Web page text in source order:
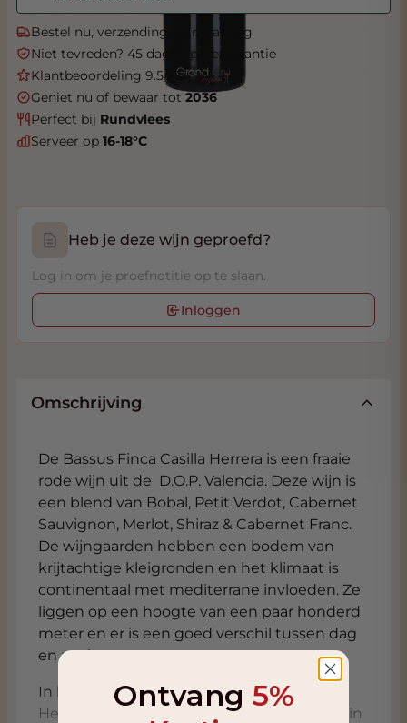
Bestel nu, verzending op maandag
Niet tevreden? 45 dagen proefgarantie
Klantbeoordeling 9.5/10
Geniet nu of bewaar tot 2036
Perfect bij Rundvlees
Serveer op 16-18°C
Heb je deze wijn geproefd?
Log in om je proefnotitie op te slaan.
Inloggen
Omschrijving
De Bassus Finca Casilla Herrera is een fraaie
rode wijn uit de D.O.P. Valencia. Deze wijn is
een blend van Bobal, Petit Verdot, Cabernet
Sauvignon, Merlot, Shiraz & Cabernet Franc.
De wijngaarden hebben een bodem van
krijtachtige kleigronden en het klimaat is
continentaal met mediterrane invloeden. Ze
liggen op een hoogte van een paar honderd
meter en er is een goed verschil tussen dag
en nacht
In het glas heeft de Bassus Finca Casilla
Herrera een intense kersenrode kleur met in
Ontvang 5%